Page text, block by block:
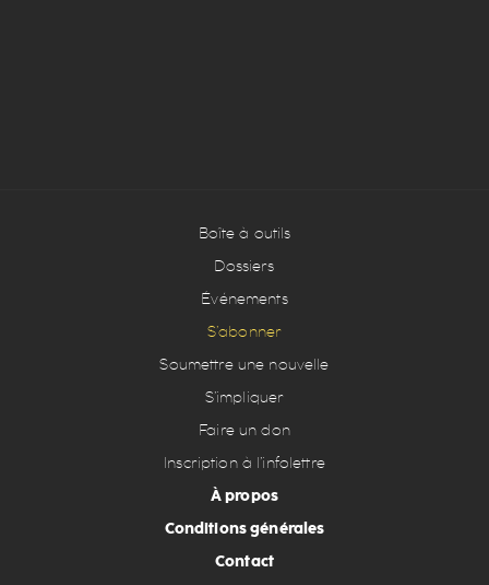
Boîte à outils
Dossiers
Événements
S’abonner
Soumettre une nouvelle
S’impliquer
Faire un don
Inscription à l’infolettre
À propos
Conditions générales
Contact